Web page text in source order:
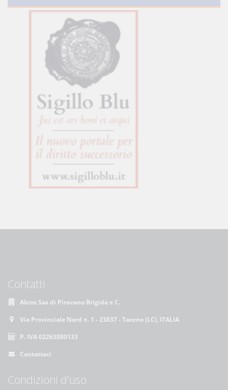
Contatti
Akros Sas di Pirovano Brigida e C.
Via Provinciale Nord n. 1 - 23837 - Taceno (LC), ITALIA
P. IVA 02263080133
Contattaci
Condizioni d'uso